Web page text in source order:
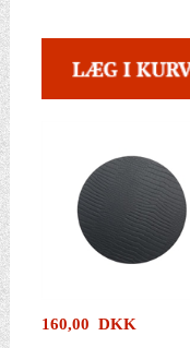
160,00 DKK